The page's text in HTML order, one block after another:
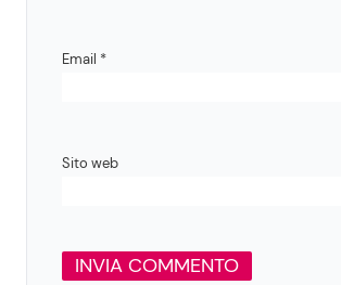
Email *
Sito web